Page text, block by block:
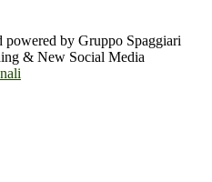
powered by Gruppo Spaggiari
& New Social Media